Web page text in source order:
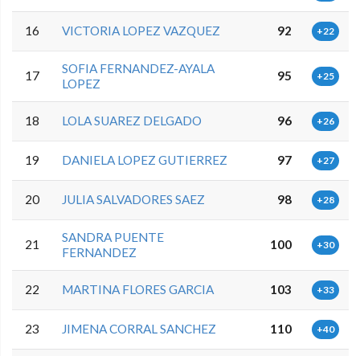
16 VICTORIA LOPEZ VAZQUEZ 92 +22
17
SOFIA FERNANDEZ-AYALA
LOPEZ
95 +25
18 LOLA SUAREZ DELGADO 96 +26
19 DANIELA LOPEZ GUTIERREZ 97 +27
20 JULIA SALVADORES SAEZ 98 +28
21
SANDRA PUENTE
FERNANDEZ
100 +30
22 MARTINA FLORES GARCIA 103 +33
23 JIMENA CORRAL SANCHEZ 110 +40